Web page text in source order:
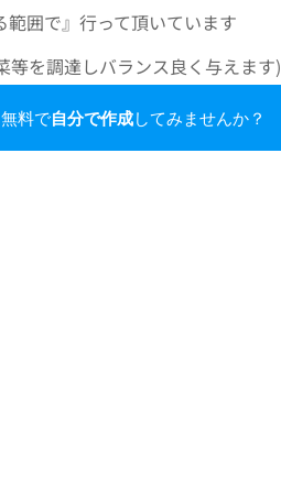
範囲で』行って頂いています
を調達しバランス良く与えます)
急対応も)
料で自分で作成してみませんか？